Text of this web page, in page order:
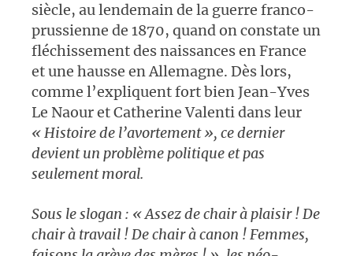
siècle, au lendemain de la guerre franco-
prussienne de 1870, quand on constate un
fléchissement des naissances en France
et une hausse en Allemagne. Dès lors,
comme l’expliquent fort bien Jean-Yves
Le Naour et Catherine Valenti dans leur
«Histoire de l’avortement », ce dernier
devient un problème politique et pas
seulement moral.
Sous le slogan : « Assez de chair à plaisir ! De
chair à travail ! De chair à canon ! Femmes,